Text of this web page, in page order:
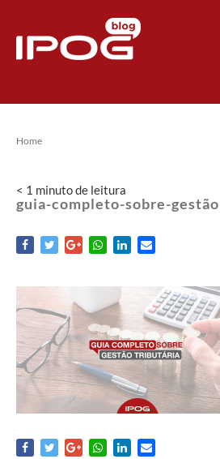
Home
< 1 minutode leitura
guia-completo-sobre-